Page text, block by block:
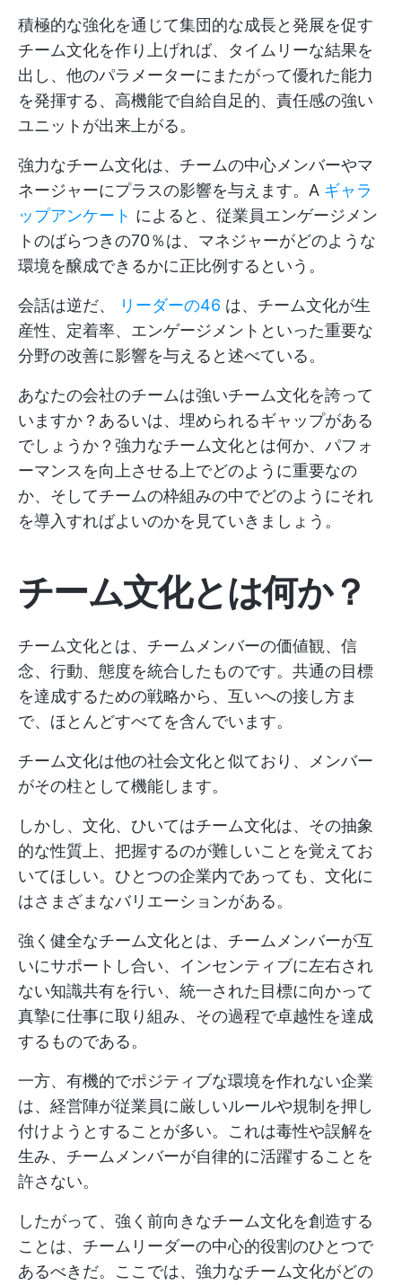
積極的な強化を通じて集団的な成長と発展を促す
チーム文化を作り上げれば、タイムリーな結果を
出し、他のパラメーターにまたがって優れた能力
を発揮する、高機能で自給自足的、責任感の強い
ユニットが出来上がる。
強力なチーム文化は、チームの中心メンバーやマ
ネージャーにプラスの影響を与えます。A ギャラ
ップアンケート によると、従業員エンゲージメン
トのばらつきの70％は、マネジャーがどのような
環境を醸成できるかに正比例するという。
会話は逆だ、 リーダーの46 は、チーム文化が生
産性、定着率、エンゲージメントといった重要な
分野の改善に影響を与えると述べている。
あなたの会社のチームは強いチーム文化を誇って
いますか？あるいは、埋められるギャップがある
でしょうか？強力なチーム文化とは何か、パフォ
ーマンスを向上させる上でどのように重要なの
か、そしてチームの枠組みの中でどのようにそれ
を導入すればよいのかを見ていきましょう。
チーム文化とは何か？
チーム文化とは、チームメンバーの価値観、信
念、行動、態度を統合したものです。共通の目標
を達成するための戦略から、互いへの接し方ま
で、ほとんどすべてを含んでいます。
チーム文化は他の社会文化と似ており、メンバー
がその柱として機能します。
しかし、文化、ひいてはチーム文化は、その抽象
的な性質上、把握するのが難しいことを覚えてお
いてほしい。ひとつの企業内であっても、文化に
はさまざまなバリエーションがある。
強く健全なチーム文化とは、チームメンバーが互
いにサポートし合い、インセンティブに左右され
ない知識共有を行い、統一された目標に向かって
真摯に仕事に取り組み、その過程で卓越性を達成
するものである。
一方、有機的でポジティブな環境を作れない企業
は、経営陣が従業員に厳しいルールや規制を押し
付けようとすることが多い。これは毒性や誤解を
生み、チームメンバーが自律的に活躍することを
許さない。
したがって、強く前向きなチーム文化を創造する
ことは、チームリーダーの中心的役割のひとつで
あるべきだ。ここでは、強力なチーム文化がどの